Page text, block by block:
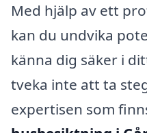
Med hjälp av ett
kan du undvika
känna dig säker i
tveka inte att ta
expertisen som